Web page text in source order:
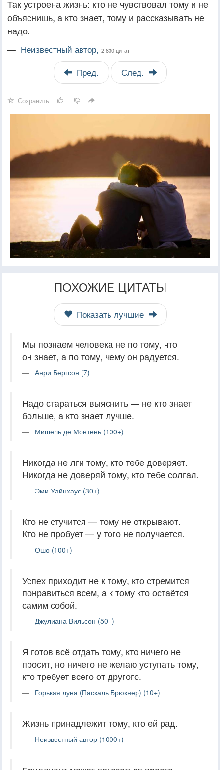
Так устроена жизнь: кто не чувствовал тому и не
объяснишь, а кто знает, тому и рассказывать не
надо.
— Неизвестный автор, 2 830 цитат
Пред. След.
Сохранить
ПОХОЖИЕ ЦИТАТЫ
Показать лучшие
Мы познаем человека не по тому, что
он знает, а по тому, чему он радуется.
Анри Бергсон (7)
Надо стараться выяснить — не кто знает
больше, а кто знает лучше.
Мишель де Монтень (100+)
Никогда не лги тому, кто тебе доверяет.
Никогда не доверяй тому, кто тебе солгал.
Эми Уайнхаус (30+)
Кто не стучится — тому не открывают.
Кто не пробует — у того не получается.
Ошо (100+)
Успех приходит не к тому, кто стремится
понравиться всем, а к тому кто остаётся
самим собой.
Джулиана Вильсон (50+)
Я готов всё отдать тому, кто ничего не
просит, но ничего не желаю уступать тому,
кто требует всего от другого.
Горькая луна (Паскаль Брюкнер) (10+)
Жизнь принадлежит тому, кто ей рад.
Неизвестный автор (1000+)